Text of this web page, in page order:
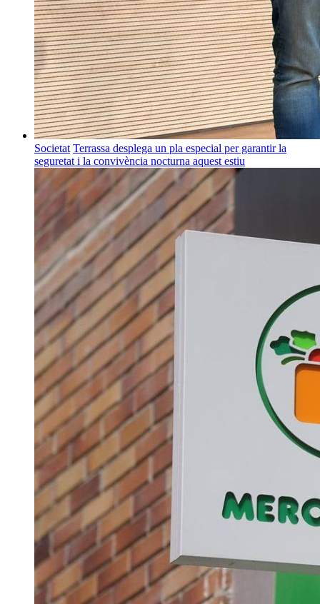
Societat Terrassa desplega un pla especial per garantir la
seguretat i la convivència nocturna aquest estiu